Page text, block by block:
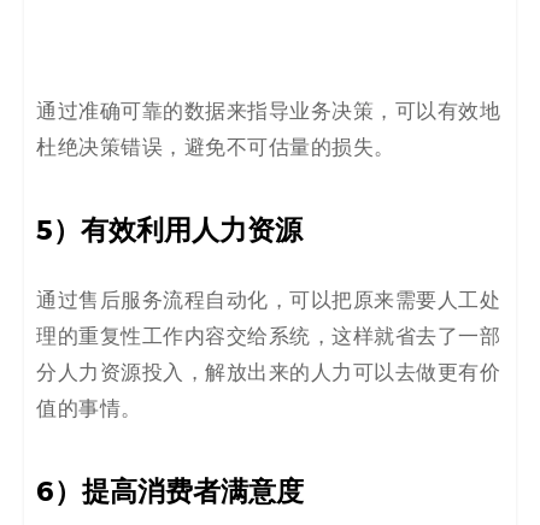
通过准确可靠的数据来指导业务决策，可以有效地
杜绝决策错误，避免不可估量的损失。
5）有效利用人力资源
通过售后服务流程自动化，可以把原来需要人工处
理的重复性工作内容交给系统，这样就省去了一部
分人力资源投入，解放出来的人力可以去做更有价
值的事情。
6）提高消费者满意度